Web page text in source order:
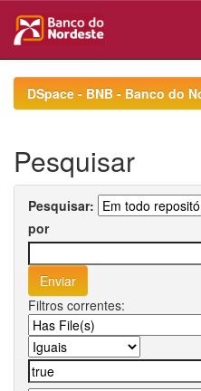
navigationDSpace - BNB - Banco do
Pesquisar
Pesquisar:
por
Filtros correntes: